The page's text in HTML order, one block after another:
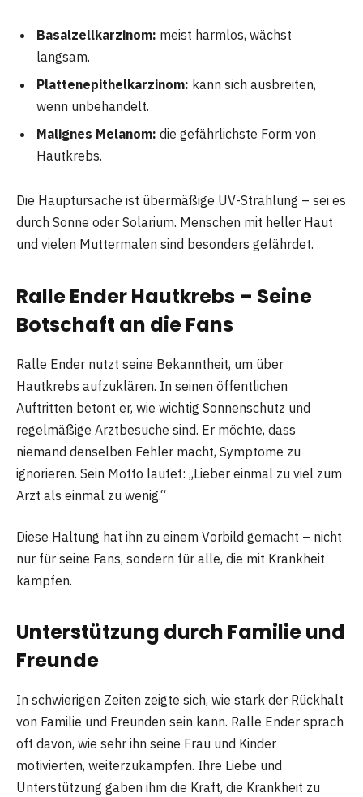
Basalzellkarzinom: meist harmlos, wächst
langsam.
Plattenepithelkarzinom: kann sich ausbreiten,
wenn unbehandelt.
Malignes Melanom: die gefährlichste Form von
Hautkrebs.
Die Hauptursache ist übermäßige UV-Strahlung – sei es
durch Sonne oder Solarium. Menschen mit heller Haut
und vielen Muttermalen sind besonders gefährdet.
Ralle Ender Hautkrebs – Seine
Botschaft an die Fans
Ralle Ender nutzt seine Bekanntheit, um über
Hautkrebs aufzuklären. In seinen öffentlichen
Auftritten betont er, wie wichtig Sonnenschutz und
regelmäßige Arztbesuche sind. Er möchte, dass
niemand denselben Fehler macht, Symptome zu
ignorieren. Sein Motto lautet: „Lieber einmal zu viel zum
Arzt als einmal zu wenig.“
Diese Haltung hat ihn zu einem Vorbild gemacht – nicht
nur für seine Fans, sondern für alle, die mit Krankheit
kämpfen.
Unterstützung durch Familie und
Freunde
In schwierigen Zeiten zeigte sich, wie stark der Rückhalt
von Familie und Freunden sein kann. Ralle Ender sprach
oft davon, wie sehr ihn seine Frau und Kinder
motivierten, weiterzukämpfen. Ihre Liebe und
Unterstützung gaben ihm die Kraft, die Krankheit zu